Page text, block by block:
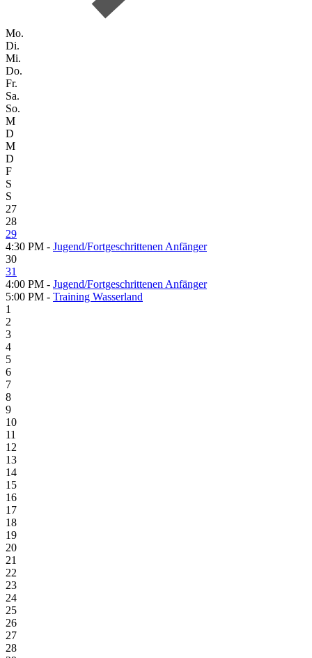
Mo.
Di.
Mi.
Do.
Fr.
Sa.
So.
M
D
M
D
F
S
S
27
28
29
4:30 PM - Jugend/Fortgeschrittenen Anfänger
30
31
4:00 PM - Jugend/Fortgeschrittenen Anfänger
5:00 PM - Training Wasserland
1
2
3
4
5
6
7
8
9
10
11
12
13
14
15
16
17
18
19
20
21
22
23
24
25
26
27
28